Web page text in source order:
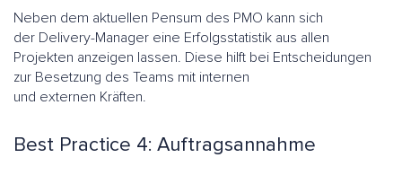
Neben dem aktuellen Pensum des PMO kann sich
der Delivery-Manager eine Erfolgsstatistik aus allen
Projekten anzeigen lassen. Diese hilft bei Entscheidungen
zur Besetzung des Teams mit internen
und externen Kräften.
Best Practice 4: Auftragsannahme